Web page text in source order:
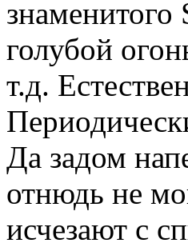
знаменитого
голубой
т.д.
Да задом
отнюдь не
исчезают с